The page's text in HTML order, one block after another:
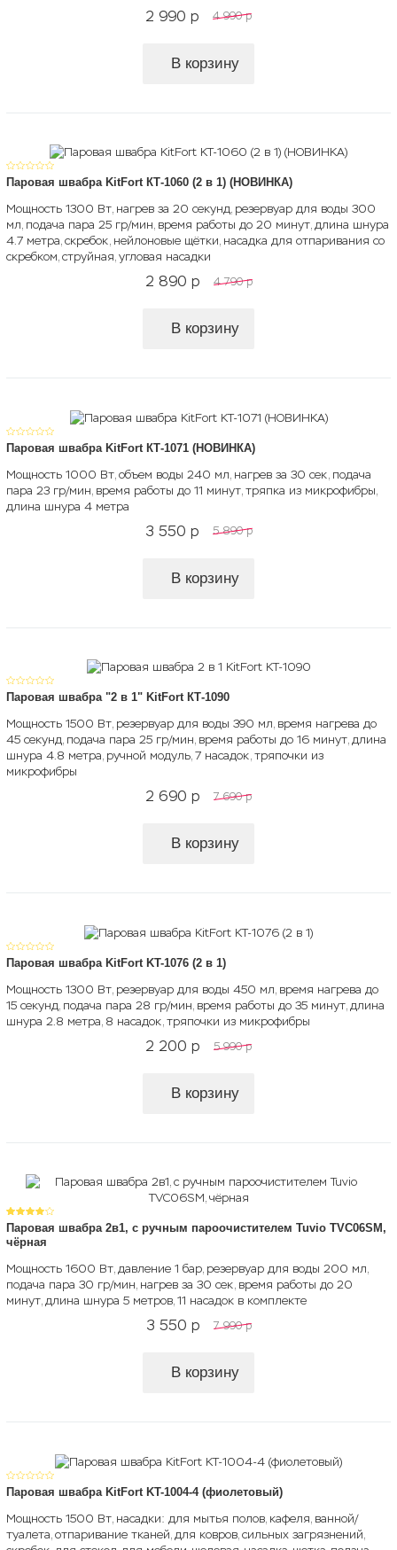
2 990 p 4 990 p
В корзину
Паровая швабра KitFort КТ-1060 (2 в 1) (НОВИНКА)
Мощность 1300 Вт, нагрев за 20 секунд, резервуар для воды 300
мл, подача пара 25 гр/мин, время работы до 20 минут, длина шнура
4.7 метра, скребок, нейлоновые щётки, насадка для отпаривания со
скребком, струйная, угловая насадки
2 890 p 4 790 p
В корзину
Паровая швабра KitFort КТ-1071 (НОВИНКА)
Мощность 1000 Вт, объем воды 240 мл, нагрев за 30 сек, подача
пара 23 гр/мин, время работы до 11 минут, тряпка из микрофибры,
длина шнура 4 метра
3 550 p 5 890 p
В корзину
Паровая швабра "2 в 1" KitFort КТ-1090
Мощность 1500 Вт, резервуар для воды 390 мл, время нагрева до
45 секунд, подача пара 25 гр/мин, время работы до 16 минут, длина
шнура 4.8 метра, ручной модуль, 7 насадок, тряпочки из
микрофибры
2 690 p 7 690 p
В корзину
Паровая швабра KitFort KT-1076 (2 в 1)
Мощность 1300 Вт, резервуар для воды 450 мл, время нагрева до
15 секунд, подача пара 28 гр/мин, время работы до 35 минут, длина
шнура 2.8 метра, 8 насадок, тряпочки из микрофибры
2 200 p 5 990 p
В корзину
Паровая швабра 2в1, с ручным пароочистителем Tuvio TVC06SM,
чёрная
Мощность 1600 Вт, давление 1 бар, резервуар для воды 200 мл,
подача пара 30 гр/мин, нагрев за 30 сек, время работы до 20
минут, длина шнура 5 метров, 11 насадок в комплекте
3 550 p 7 990 p
В корзину
Паровая швабра KitFort KT-1004-4 (фиолетовый)
Мощность 1500 Вт, насадки: для мытья полов, кафеля, ванной/
туалета, отпаривание тканей, для ковров, сильных загрязнений,